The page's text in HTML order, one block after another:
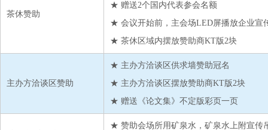
茶休赞助
★ 赠送2个国内代表参会名额
★ 会议开始前，主会场LED屏播放企业宣
★ 茶休区域内摆放赞助商KT版2块
主办方洽谈区赞助
★ 主办方洽谈区供求墙赞助冠名
★ 主办方洽谈区摆放赞助商KT版2块
★ 赠送《论文集》不定版彩页一页
★ 赞助会场所用矿泉水，矿泉水上附宣传